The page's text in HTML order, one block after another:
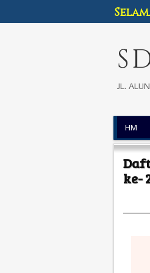
JL.
HM
ke-